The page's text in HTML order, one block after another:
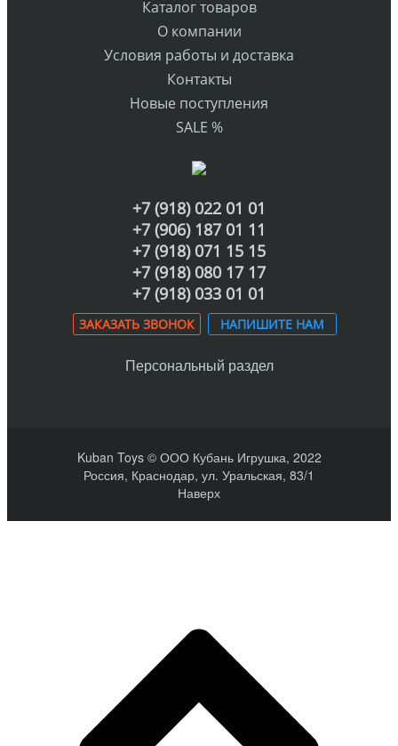
Каталог товаров
О компании
Условия работы и доставка
Контакты
Новые поступления
SALE %
+7 (918) 022 01 01
+7 (906) 187 01 11
+7 (918) 071 15 15
+7 (918) 080 17 17
+7 (918) 033 01 01
ЗАКАЗАТЬ ЗВОНОК НАПИШИТЕ НАМ
Персональный раздел
Kuban Toys © ООО Кубань Игрушка, 2022
Россия, Краснодар, ул. Уральская, 83/1
Наверх